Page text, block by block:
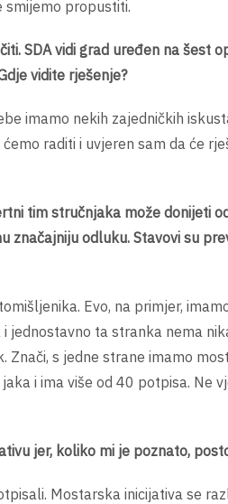
smijemo propustiti.
SDA vidi grad uređen na šest
vidite rješenje?
imamo nekih zajedničkih
raditi i uvjeren sam da će
tim stručnjaka može donijeti
značajniju odluku. Stavovi su
Evo, na primjer,
jednostavno ta stranka nema
s jedne strane imamo
i ima više od 40 potpisa. Ne
jer, koliko mi je poznato,
Mostarska inicijativa se